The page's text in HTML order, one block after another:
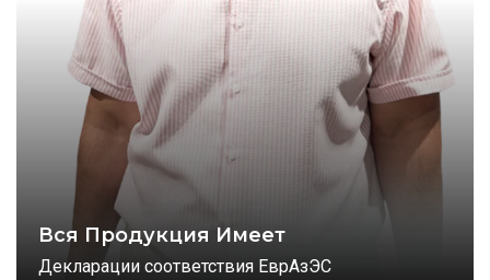
Вся Продукция Имеет
Декларации соответствия ЕврАзЭС